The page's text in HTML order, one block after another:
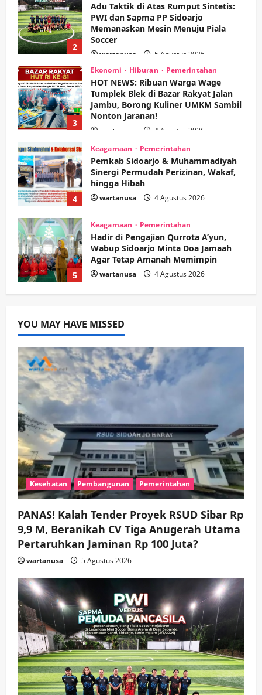
3
HOT NEWS: Ribuan Warga Wage
Tumplek Blek di Bazar Rakyat Jalan
Jambu, Borong Kuliner UMKM Sambil
Nonton Jaranan!
wartanusa 4 Agustus 2026
4
Keagamaan Pemerintahan
Pemkab Sidoarjo & Muhammadiyah
Sinergi Permudah Perizinan, Wakaf,
hingga Hibah
wartanusa 4 Agustus 2026
5
Keagamaan Pemerintahan
Hadir di Pengajian Qurrota A’yun,
Wabup Sidoarjo Minta Doa Jamaah
Agar Tetap Amanah Memimpin
wartanusa 4 Agustus 2026
1
Kesehatan Pembangunan
Pemerintahan
PANAS! Kalah Tender Proyek RSUD
Sibar Rp 9,9 M, Beranikah CV Tiga
Anugerah Utama Pertaruhkan
Jaminan Rp 100 Juta?
wartanusa 5 Agustus 2026
2
PWI dan Sapma PP Sidoarjo
Memanaskan Mesin Menuju Piala
Soccer
wartanusa 5 Agustus 2026
3
Ekonomi Hiburan Pemerintahan
HOT NEWS: Ribuan Warga Wage
Tumplek Blek di Bazar Rakyat Jalan
Jambu, Borong Kuliner UMKM Sambil
Nonton Jaranan!
wartanusa 4 Agustus 2026
Keagamaan Pemerintahan
Pemkab Sidoarjo & Muhammadiyah
Sinergi Permudah Perizinan, Wakaf,
hingga Hibah
5
Keagamaan Pemerintahan
Hadir di Pengajian Qurrota A’yun,
Wabup Sidoarjo Minta Doa Jamaah
Agar Tetap Amanah Memimpin
wartanusa 4 Agustus 2026
YOU MAY HAVE MISSED
Kesehatan Pembangunan Pemerintahan
PANAS! Kalah Tender Proyek RSUD Sibar Rp
9,9 M, Beranikah CV Tiga Anugerah Utama
Pertaruhkan Jaminan Rp 100 Juta?
wartanusa 5 Agustus 2026